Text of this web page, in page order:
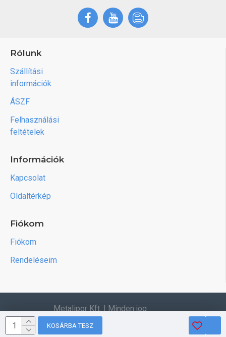
KOSÁRBA TESZ
Rólunk
Szállítási
információk
ÁSZF
Felhasználási
feltételek
Információk
Kapcsolat
Oldaltérkép
Fiókom
Fiókom
Rendeléseim
Metalipor Kft. | Minden jog
fenntartva.